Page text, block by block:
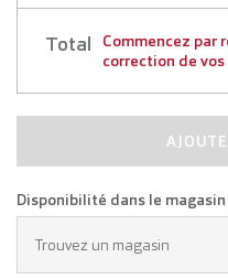
Total
Commencez par
correction de
Disponibilité dans le
Trouvez un magasin